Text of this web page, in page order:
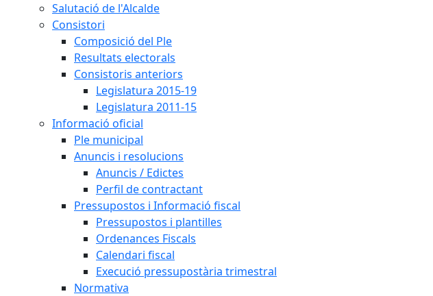
Salutació de l'Alcalde
Consistori
Composició del Ple
Resultats electorals
Consistoris anteriors
Legislatura 2015-19
Legislatura 2011-15
Informació oficial
Ple municipal
Anuncis i resolucions
Anuncis / Edictes
Perfil de contractant
Pressupostos i Informació fiscal
Pressupostos i plantilles
Ordenances Fiscals
Calendari fiscal
Execució pressupostària trimestral
Normativa